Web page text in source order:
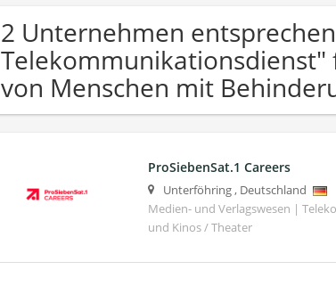
2 Unternehmen
Telekommunikationsdienst"
von Menschen mit
ProSiebenSat.1 Careers
Unterföhring, Deutschland
Medien- und Verlagswesen |
und Kinos / Theater